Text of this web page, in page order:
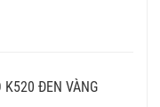
ĐEN VÀNG